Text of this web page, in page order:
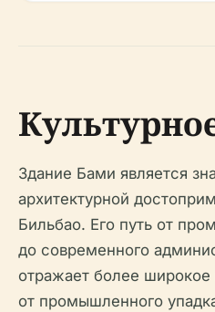
Здание Бами является
архитектурной
Бильбао. Его путь от
до современного
отражает более
от промышленного